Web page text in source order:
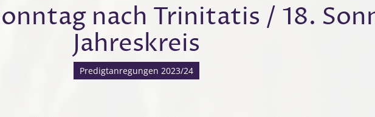
nach Trinitatis / 18.
Jahreskreis
Predigtanregungen 2023/24